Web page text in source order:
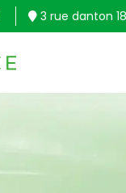
3 rue danton